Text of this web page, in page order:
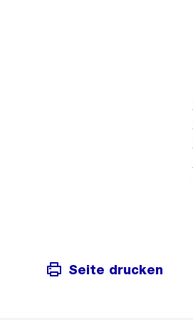
Seite drucken